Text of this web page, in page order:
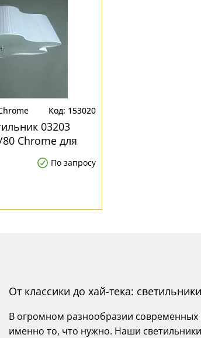
153020
03203
Chrome для
По запросу
От классики до хай-тека:
В огромном разнообразии современных
именно то, что нужно. Наши